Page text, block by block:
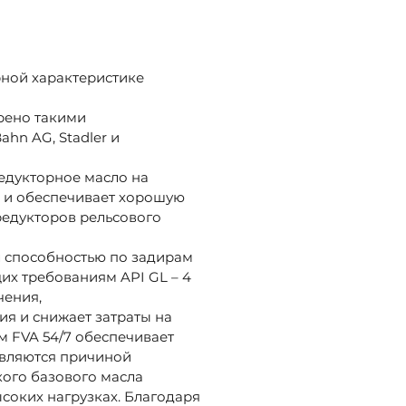
характеристике
такими
AG, Stadler и
масло на
и обеспечивает хорошую
рельсового
по задирам
требованиям API GL – 4
и снижает затраты на
FVA 54/7 обеспечивает
причиной
базового масла
нагрузках. Благодаря